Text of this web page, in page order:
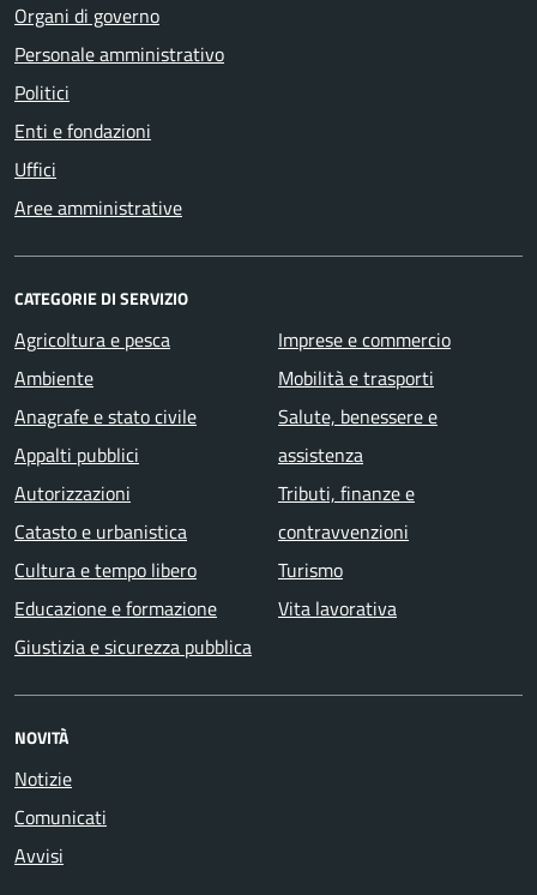
Organi di governo
Personale amministrativo
Politici
Enti e fondazioni
Uffici
Aree amministrative
CATEGORIE DI SERVIZIO
Agricoltura e pesca
Ambiente
Anagrafe e stato civile
Appalti pubblici
Autorizzazioni
Catasto e urbanistica
Cultura e tempo libero
Educazione e formazione
Giustizia e sicurezza pubblica
Imprese e commercio
Mobilità e trasporti
Salute, benessere e
assistenza
Tributi, finanze e
contravvenzioni
Turismo
Vita lavorativa
NOVITÀ
Notizie
Comunicati
Avvisi